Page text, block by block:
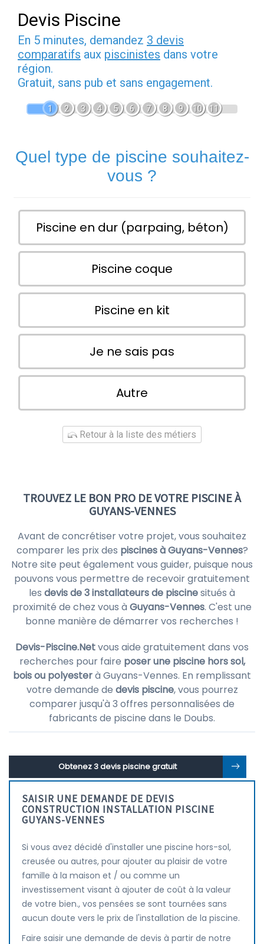
Devis Piscine
En 5 minutes, demandez 3 devis
comparatifs aux piscinistes dans votre
région.
Gratuit, sans pub et sans engagement.
1 2 3 4 5 6 7 8 9 10 11
Quel type de piscine souhaitez-
vous ?
Piscine en dur (parpaing, béton)
Piscine coque
Piscine en kit
Je ne sais pas
Autre
Retour à la liste des métiers
TROUVEZ LE BON PRO DE VOTRE PISCINE À
GUYANS-VENNES
Avant de concrétiser votre projet, vous souhaitez
comparer les prix des piscines à Guyans-Vennes?
Notre site peut également vous guider, puisque nous
pouvons vous permettre de recevoir gratuitement
les devis de 3 installateurs de piscinesitués à
proximité de chez vous à Guyans-Vennes. C'est une
bonne manière de démarrer vos recherches !
Devis-Piscine.Netvous aide gratuitement dans vos
recherches pour faire poser une piscine hors sol,
bois ou polyesterà Guyans-Vennes. En remplissant
votre demande de devis piscine, vous pourrez
comparer jusqu'à 3 offres personnalisées de
fabricants de piscine dans le Doubs.
Obtenez 3 devis piscine gratuit
SAISIR UNE DEMANDE DE DEVIS
CONSTRUCTION INSTALLATION PISCINE
GUYANS-VENNES
Si vous avez décidé d'installer une piscine hors-sol,
creusée ou autres, pour ajouter au plaisir de votre
famille à la maison et / ou comme un
investissement visant à ajouter de coût à la valeur
de votre bien., vos pensées se sont tournées sans
aucun doute vers le prix de l'installation de la piscine.
Faire saisir une demande de devis à partir de notre